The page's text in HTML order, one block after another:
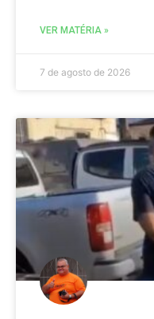
VER MATÉRIA »
7 de agosto de 2026